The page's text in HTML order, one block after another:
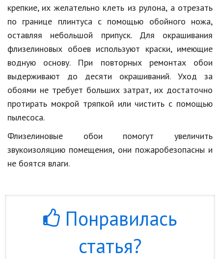
крепкие, их желательно клеть из рулона, а отрезать
по границе плинтуса с помощью обойного ножа,
оставляя небольшой припуск. Для окрашивания
флизелиновых обоев используют краски, имеющие
водную основу. При повторных ремонтах обои
выдерживают до десяти окрашиваний. Уход за
обоями не требует больших затрат, их достаточно
протирать мокрой тряпкой или чистить с помощью
пылесоса.
Флизелиновые обои помогут увеличить
звукоизоляцию помещения, они пожаробезопасны и
не боятся влаги.
Понравилась
статья?